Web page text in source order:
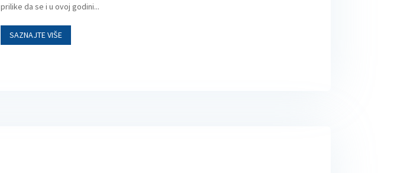
prilike da se i u ovoj godini...
SAZNAJTE VIŠE